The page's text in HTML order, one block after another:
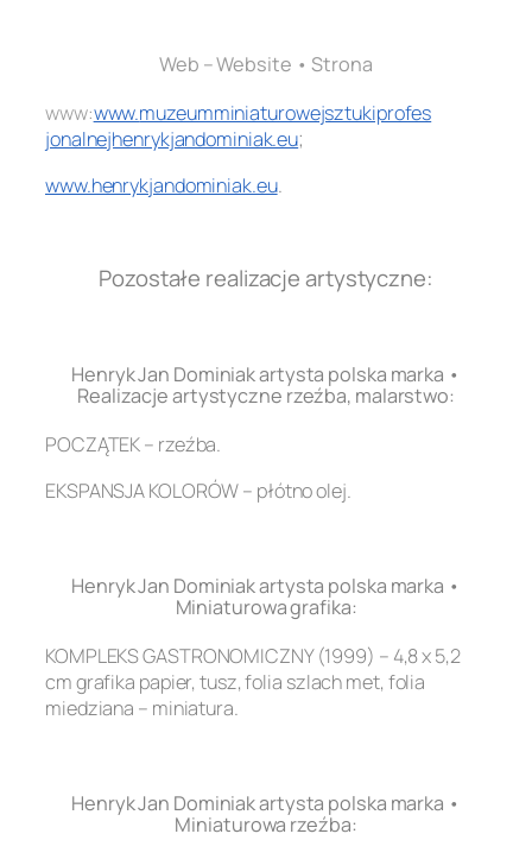
Web – Website • Strona
www:www.muzeumminiaturowejsztukiprofes
jonalnejhenrykjandominiak.eu;
www.henrykjandominiak.eu.
Pozostałe realizacje artystyczne:
Henryk Jan Dominiak artysta polska marka •
Realizacje artystyczne rzeźba, malarstwo:
POCZĄTEK – rzeźba.
EKSPANSJA KOLORÓW – płótno olej.
Henryk Jan Dominiak artysta polska marka •
Miniaturowa grafika:
KOMPLEKS GASTRONOMICZNY (1999) – 4,8 x 5,2
cm grafika papier, tusz, folia szlach met, folia
miedziana – miniatura.
Henryk Jan Dominiak artysta polska marka •
Miniaturowa rzeźba: